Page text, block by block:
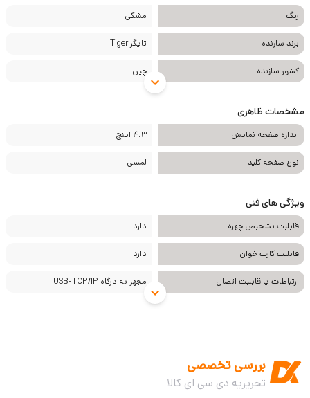
رنگ مشکی
برند سازنده تایگر Tiger
کشور سازنده چین
مشخصات ظاهری
اندازه صفحه نمایش 4.3 اینچ
نوع صفحه کلید لمسی
ویژگی های فنی
قابلیت تشخیص چهره دارد
قابلیت کارت خوان دارد
ارتباطات یا قابلیت اتصال مجهز به درگاه USB-TCP/IP
بررسی تخصصی
تحریریه دی سی ای کالا